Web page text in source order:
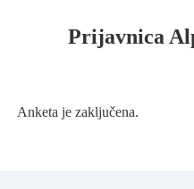
Prijavnica
Anketa je zaključena.